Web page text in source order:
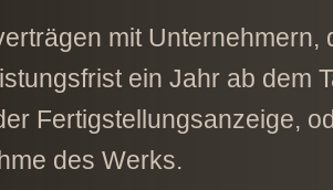
mit
ein Jahr ab dem
Fertigstellungsanzeige,
des Werks.